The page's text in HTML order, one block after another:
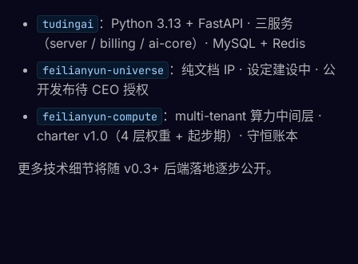
tudingai ：Python 3.13 + FastAPI · 三服务
（server / billing / ai-core）· MySQL + Redis
feilianyun-universe ：纯文档 IP · 设定建设中 · 公
开发布待 CEO 授权
feilianyun-compute ：multi-tenant 算力中间层 ·
charter v1.0（4 层权重 + 起步期）· 守恒账本
更多技术细节将随 v0.3+ 后端落地逐步公开。